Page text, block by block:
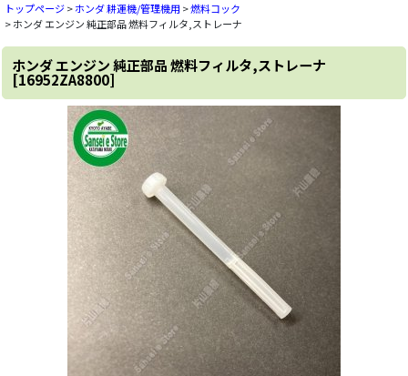
トップページ>ホンダ 耕運機/管理機用 >燃料コック
>ホンダ エンジン 純正部品 燃料フィルタ,ストレーナ
ホンダ エンジン 純正部品 燃料フィルタ,ストレーナ
[16952ZA8800]